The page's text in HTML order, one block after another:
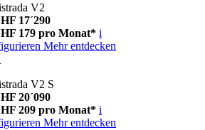
V2
17´290
179 pro Monat* i
Mehr entdecken
V2 S
20´090
209 pro Monat* i
Mehr entdecken